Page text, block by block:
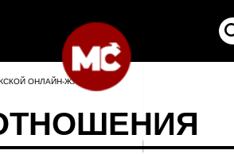
ОНЛАЙН-ЖУРНАЛ